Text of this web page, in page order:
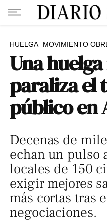
HUELGA MOVIMIENTO
Una
paraliza el
público en
Decenas de
echan un pulso
locales de 150
exigir mejores
más cortas tras
negociaciones.